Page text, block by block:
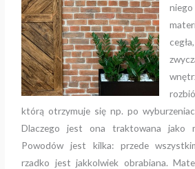
którą otrzymuje się np. po
Dlaczego jest ona traktowana jako
Powodów jest kilka: przede
rzadko jest jakkolwiek obrabiana.